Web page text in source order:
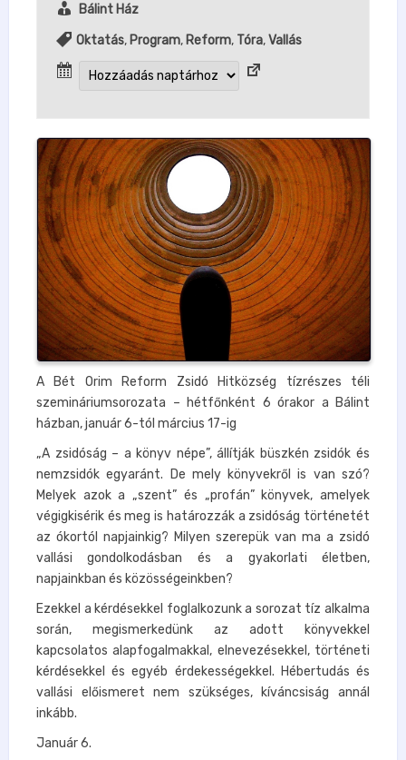
Bálint Ház
Oktatás, Program, Reform, Tóra,Vallás
A Bét Orim Reform Zsidó Hitközség tízrészes téli
szemináriumsorozata – hétfőnként 6 órakor a Bálint
házban, január 6-tól március 17-ig
„A zsidóság – a könyv népe”, állítják büszkén zsidók és
nemzsidók egyaránt. De mely könyvekről is van szó?
Melyek azok a „szent” és „profán” könyvek, amelyek
végigkisérik és meg is határozzák a zsidóság történetét
az ókortól napjainkig? Milyen szerepük van ma a zsidó
vallási gondolkodásban és a gyakorlati életben,
napjainkban és közösségeinkben?
Ezekkel a kérdésekkel foglalkozunk a sorozat tíz alkalma
során, megismerkedünk az adott könyvekkel
kapcsolatos alapfogalmakkal, elnevezésekkel, történeti
kérdésekkel és egyéb érdekességekkel. Hébertudás és
vallási előismeret nem szükséges, kíváncsiság annál
inkább.
Január 6.